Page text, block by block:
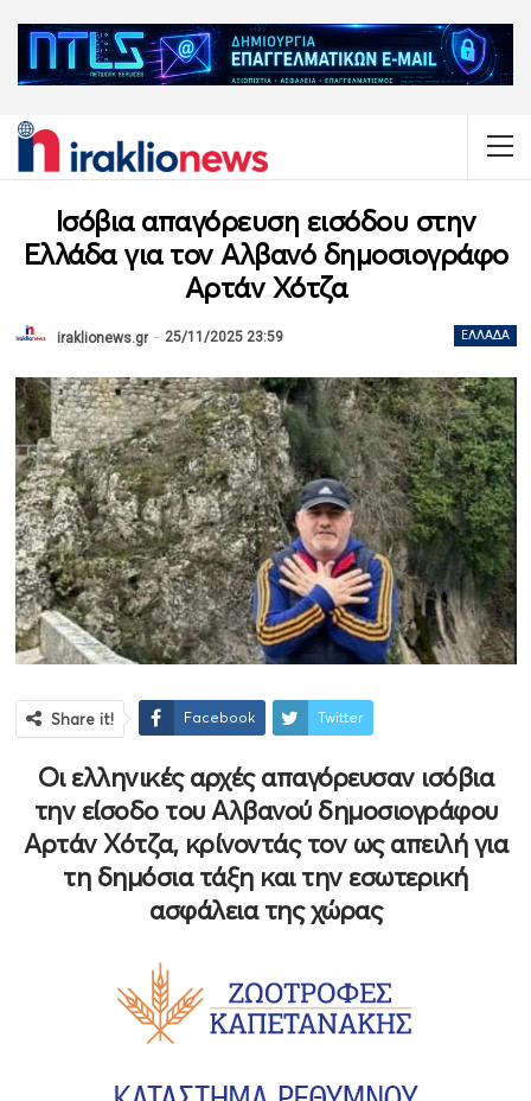
Ισόβια απαγόρευση εισόδου στην
Ελλάδα για τον Αλβανό δημοσιογράφο
Αρτάν Χότζα
ΕΛΛΆΔΑ
iraklionews.gr 25/11/2025 23:59
Share it! Facebook Twitter
Οι ελληνικές αρχές απαγόρευσαν ισόβια
την είσοδο του Αλβανού δημοσιογράφου
Αρτάν Χότζα, κρίνοντάς τον ως απειλή για
τη δημόσια τάξη και την εσωτερική
ασφάλεια της χώρας